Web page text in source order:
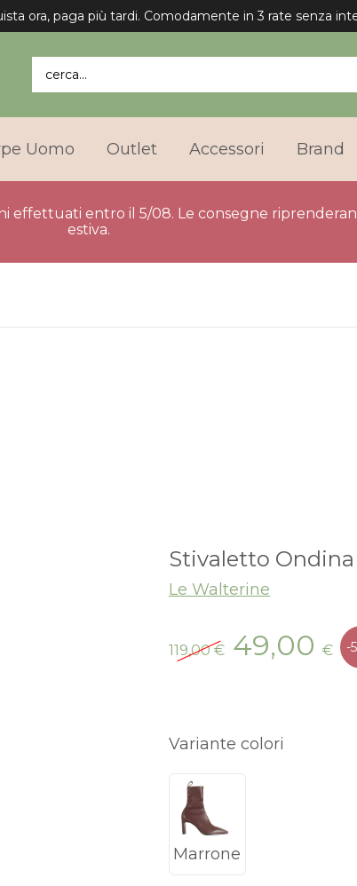
ora, paga più tardi. Comodamente in 3 rate senza
cerca...
Uomo Outlet Accessori Brand
effettuati entro il 5/08. Le consegne
estiva.
Stivaletto
Le Walterine
119,00€
Il
prezzo
119,00 €.
49,00 €
Il
-
Variante colori
Marrone